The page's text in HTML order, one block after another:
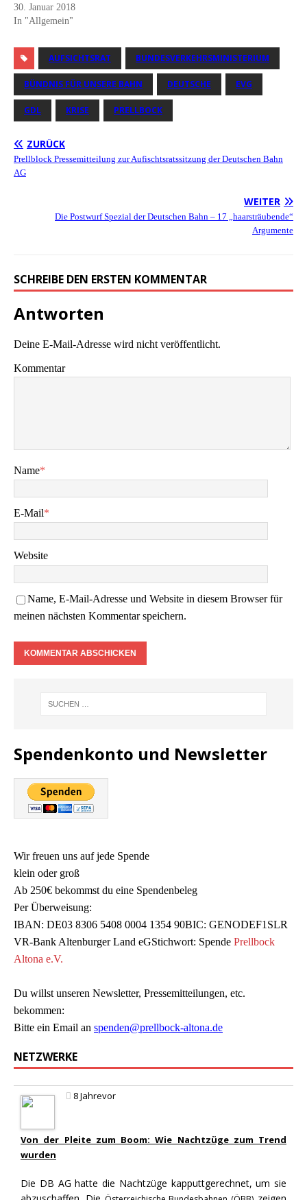
30. Januar 2018
In "Allgemein"
AUFSICHTSRAT BUNDESVERKEHRSMINISTERIUM
BÜNDNIS FÜR UNSERE BAHN DEUTSCHE EVG
GDL KRISE PRELLBOCK
ZURÜCK
Prellblock Pressemitteilung zur Aufischtsratssitzung der Deutschen Bahn
AG
WEITER
Die Postwurf Spezial der Deutschen Bahn – 17 „haarsträubende“
Argumente
SCHREIBE DEN ERSTEN KOMMENTAR
Antworten
Deine E-Mail-Adresse wird nicht veröffentlicht.
Kommentar
Name*
E-Mail*
Website
Name, E-Mail-Adresse und Website in diesem Browser für
meinen nächsten Kommentar speichern.
Spendenkonto und Newsletter
Wir freuen uns auf jede Spende
klein oder groß
Ab 250€ bekommst du eine Spendenbeleg
Per Überweisung:
IBAN: DE03 8306 5408 0004 1354 90BIC: GENODEF1SLR
VR-Bank Altenburger Land eGStichwort: Spende Prellbock
Altona e.V.
Du willst unseren Newsletter, Pressemitteilungen, etc.
bekommen:
Bitte ein Email an spenden@prellbock-altona.de
NETZWERKE
8 Jahrevor
Von der Pleite zum Boom: Wie Nachtzüge zum Trend
wurden
Die DB AG hatte die Nachtzüge kapputtgerechnet, um sie